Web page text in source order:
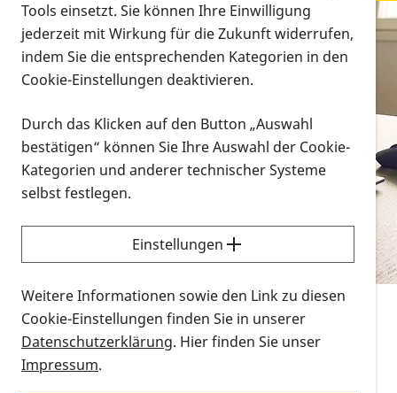
Infomaterial
Infomaterial
Vorlesen
Alle Infomaterialien in verschiedenen
Formaten an einem Ort
Sie möchten wissen, wie Sie nach Infonmaterial
suchen und dieses bestellen bzw. herunterladen
können? Schauen Sie sich dieErklärvideos zum
Thema Infomaterial auf der PRO RETINA-Website
für blinde und sehbehinderte Menschen an.
Auf dieser Seite finden Sie sämtliches Infomaterial
Tools einsetzt. Sie können Ihre Einwilligung
jederzeit mit Wirkung für die Zukunft widerrufen,
indem Sie die entsprechenden Kategorien in den
Cookie-Einstellungen deaktivieren.
Durch das Klicken auf den Button „Auswahl
bestätigen“ können Sie Ihre Auswahl der Cookie-
Kategorien und anderer technischer Systeme
selbst festlegen.
Einstellungen
Weitere Informationen sowie den Link zu diesen
Cookie-Einstellungen finden Sie in unserer
Datenschutzerklärung. Hier finden Sie unser
Impressum.